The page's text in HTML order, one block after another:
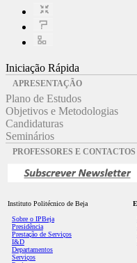
Iniciação Rápida
APRESENTAÇÃO
Plano de Estudos
Objetivos e Metodologias
Candidaturas
Seminários
PROFESSORES E CONTACTOS
Instituto Politécnico de Beja
Sobre o IPBeja
Presidência
Prestação de Serviços
I&D
Departamentos
Serviços